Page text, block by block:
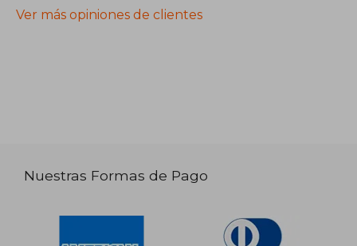
Ver más opiniones de clientes
Nuestras Formas de Pago